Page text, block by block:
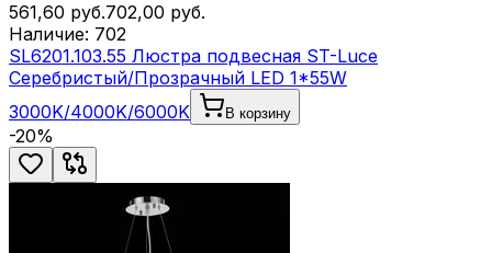
561,60 руб.702,00 руб.
Наличие: 702
SL6201.103.55 Люстра подвесная ST-Luce
Серебристый/Прозрачный LED 1*55W
3000K/4000K/6000K
В корзину
-20%